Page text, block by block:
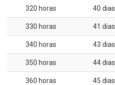
320 horas 40 dias
330 horas 41 dias
340 horas 43 dias
350 horas 44 dias
360 horas 45 dias